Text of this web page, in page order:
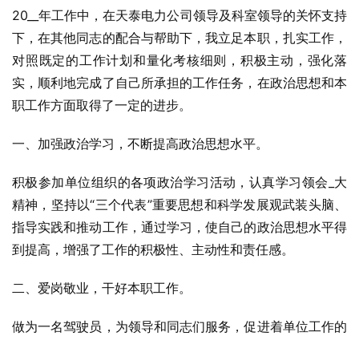
20__年工作中，在天泰电力公司领导及科室领导的关怀支持
下，在其他同志的配合与帮助下，我立足本职，扎实工作，
对照既定的工作计划和量化考核细则，积极主动，强化落
实，顺利地完成了自己所承担的工作任务，在政治思想和本
职工作方面取得了一定的进步。
一、加强政治学习，不断提高政治思想水平。
积极参加单位组织的各项政治学习活动，认真学习领会_大
精神，坚持以“三个代表”重要思想和科学发展观武装头脑、
指导实践和推动工作，通过学习，使自己的政治思想水平得
到提高，增强了工作的积极性、主动性和责任感。
二、爱岗敬业，干好本职工作。
做为一名驾驶员，为领导和同志们服务，促进着单位工作的